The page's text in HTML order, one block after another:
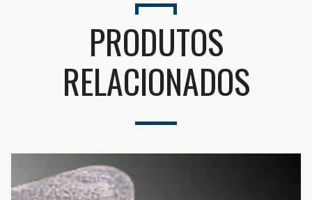
Seu e-mail (obrigatório)
PRODUTOS
RELACIONADOS